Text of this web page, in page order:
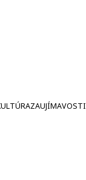
ZAUJÍMAVOSTI